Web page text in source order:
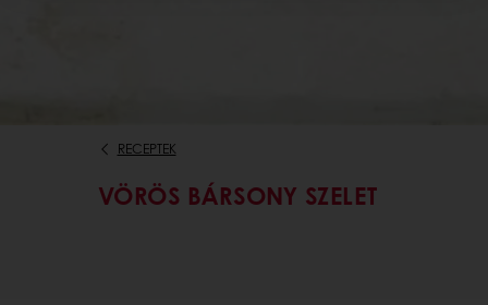
RECEPTEK
VÖRÖS BÁRSONY SZELET